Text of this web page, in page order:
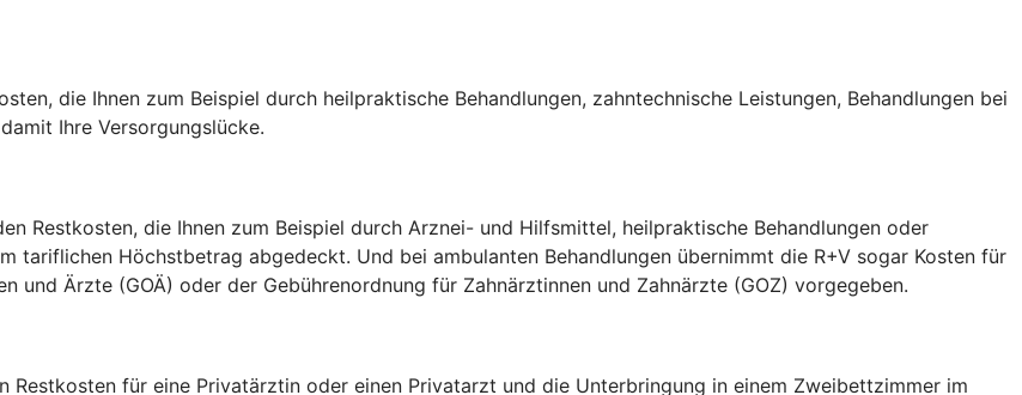
die Ihnen zum Beispiel durch heilpraktische Behandlungen, zahntechnische Leistungen, Behandlungen bei
Ihre Versorgungslücke.
Restkosten, die Ihnen zum Beispiel durch Arznei- und Hilfsmittel, heilpraktische Behandlungen oder
tariflichen Höchstbetrag abgedeckt. Und bei ambulanten Behandlungen übernimmt die R+V sogar Kosten für
und Ärzte (GOÄ) oder der Gebührenordnung für Zahnärztinnen und Zahnärzte (GOZ) vorgegeben.
Restkosten für eine Privatärztin oder einen Privatarzt und die Unterbringung in einem Zweibettzimmer im